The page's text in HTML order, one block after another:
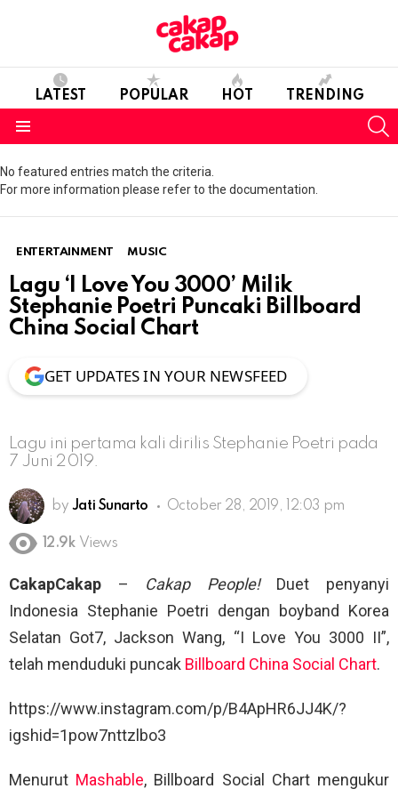
LATEST POPULAR HOT TRENDING
No featured entries match the criteria.
For more information please refer to the documentation.
ENTERTAINMENT MUSIC
Lagu ‘I Love You 3000’ Milik
Stephanie Poetri Puncaki Billboard
China Social Chart
GET UPDATES IN YOUR NEWSFEED
Lagu ini pertama kali dirilis Stephanie Poetri pada
7 Juni 2019.
by Jati Sunarto October 28, 2019, 12:03 pm
12.9k Views
CakapCakap – Cakap People!Duet penyanyi
Indonesia Stephanie Poetri dengan boyband Korea
Selatan Got7, Jackson Wang, “I Love You 3000 II”,
telah menduduki puncak Billboard China Social Chart.
https://www.instagram.com/p/B4ApHR6JJ4K/?
igshid=1pow7nttzlbo3
Menurut Mashable, Billboard Social Chart mengukur